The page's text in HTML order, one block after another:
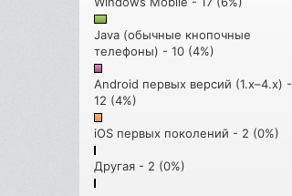
Java (обычные кнопочные
телефоны) - 10 (4%)
Android первых версий (1.x–4.x) -
12 (4%)
iOS первых поколений - 2 (0%)
Другая - 2 (0%)